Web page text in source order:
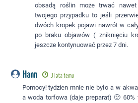
obsadą roślin może trwać
twojego przypadku to jeśli
dwóch kropek pojawi nawrót w
po braku objawów ( zniknięciu
jeszcze kontynuować przez 7 dni.
Hann 3 lata temu
Pomocy! tydzien mnie nie było a w
a woda torfowa (daje preparat) 🙁 60%